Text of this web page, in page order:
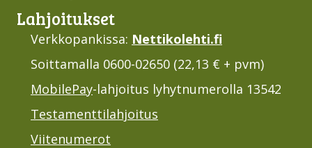
Lahjoi­tukset
Verkkopankissa: Nettikolehti.fi
Soittamalla 0600-02650 (22,13 € + pvm)
MobilePay-lahjoitus lyhytnumerolla 13542
Testamenttilahjoitus
Viitenumerot